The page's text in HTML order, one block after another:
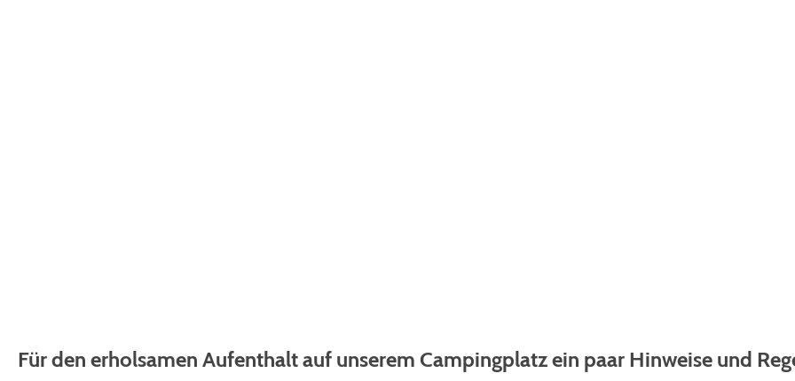
Für den erholsamen Aufenthalt auf unserem Campingplatz ein paar Hinweise und